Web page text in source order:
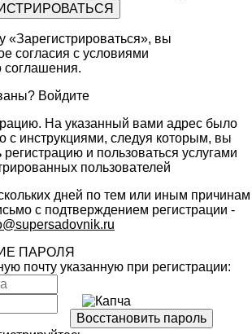
«Зарегистрироваться», вы
согласия с условиями
соглашения.
Войдите
На указанный вами адрес было
с инструкциями, следуя которым, вы
регистрацию и пользоваться услугами
пользователей
дней по тем или иным причинам
с подтверждением регистрации -
ПАРОЛЯ
почту указанную при регистрации: